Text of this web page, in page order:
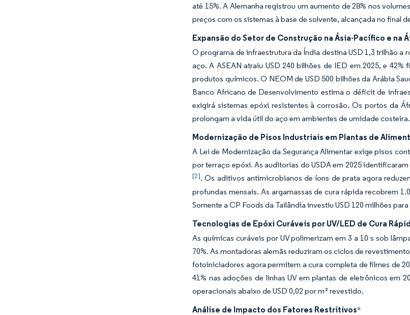
até 15%. A Alemanha registrou um aumento de 28% nos
preços com os sistemas à base de solvente, alcançada no final
Expansão do Setor de Construção na Ásia-Pacífico e na
O programa de infraestrutura da Índia destina USD 1,3 trilhão
aço. A ASEAN atraiu USD 240 bilhões de IED em 2025, e
produtos químicos. O NEOM de USD 500 bilhões da Arábia
Banco Africano de Desenvolvimento estima o déficit de
exigirá sistemas epóxi resistentes à corrosão. Os portos da
prolongam a vida útil do aço em ambientes de umidade costeira.
Modernização de Pisos Industriais em Plantas de
A Lei de Modernização da Segurança Alimentar exige pisos
por terraço epóxi. As auditorias do USDA em 2025
[2]. Os aditivos antimicrobianos de íons de prata agora
profundas mensais. As argamassas de cura rápida recobrem
Somente a CP Foods da Tailândia investiu USD 120 milhões
Tecnologias de Epóxi Curáveis por UV/LED de Cura
As químicas curáveis por UV polimerizam em 3 a 10 s sob
70%. As montadoras alemãs reduziram os ciclos de
fotoiniciadores agora permitem a cura completa de filmes de
41% nas adoções de linhas UV em plantas de eletrônicos em
operacionais abaixo de USD 0,02 por m² revestido.
Análise de Impacto dos Fatores Restritivos*